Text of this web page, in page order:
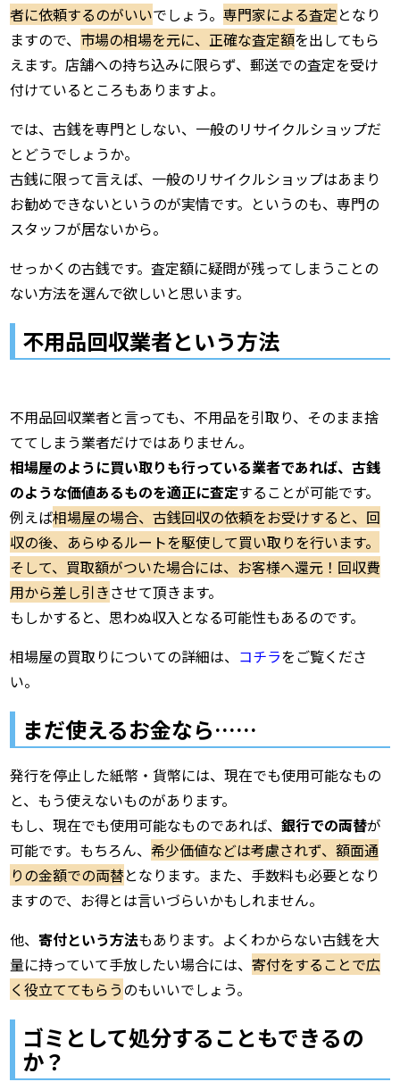
者に依頼するのがいいでしょう。専門家による査定となり
ますので、 市場の相場を元に、正確な査定額を出してもら
えます。店舗への持ち込みに限らず、郵送での査定を受け
付けているところもありますよ。
では、古銭を専門としない、一般のリサイクルショップだ
とどうでしょうか。
古銭に限って言えば、一般のリサイクルショップはあまり
お勧めできないというのが実情です。というのも、専門の
スタッフが居ないから。
せっかくの古銭です。査定額に疑問が残ってしまうことの
ない方法を選んで欲しいと思います。
不用品回収業者という方法
不用品回収業者と言っても、不用品を引取り、そのまま捨
ててしまう業者だけではありません。
相場屋のように買い取りも行っている業者であれば、古銭
のような価値あるものを適正に査定することが可能です。
例えば相場屋の場合、古銭回収の依頼をお受けすると、回
収の後、あらゆるルートを駆使して買い取りを行います。
そして、買取額がついた場合には、お客様へ還元！回収費
用から差し引きさせて頂きます。
もしかすると、思わぬ収入となる可能性もあるのです。
相場屋の買取りについての詳細は、 コチラをご覧くださ
い。
まだ使えるお金なら……
発行を停止した紙幣・貨幣には、現在でも使用可能なもの
と、もう使えないものがあります。
もし、現在でも使用可能なものであれば、銀行での両替が
可能です。もちろん、希少価値などは考慮されず、額面通
りの金額での両替となります。また、手数料も必要となり
ますので、お得とは言いづらいかもしれません。
他、寄付という方法もあります。よくわからない古銭を大
量に持っていて手放したい場合には、寄付をすることで広
く役立ててもらうのもいいでしょう。
ゴミとして処分することもできるの
か？